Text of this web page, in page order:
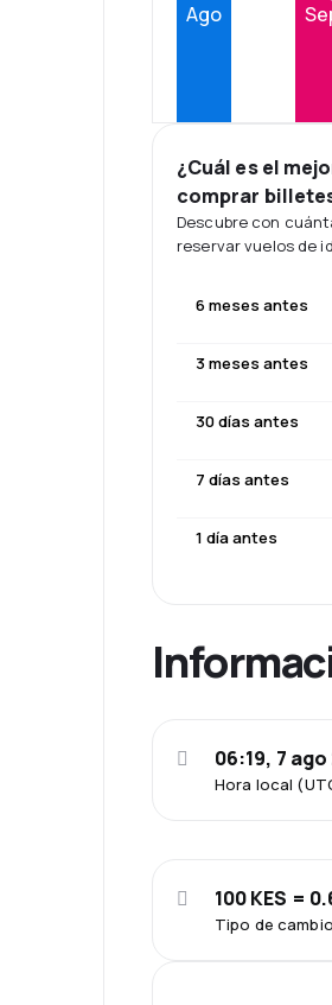
Ago
¿Cuál es el
comprar
Descubre con
reservar vuelos de
6 meses antes
3 meses antes
30 días antes
7 días antes
1 día antes
Hora local
06:19, 7
Tipo de cambio
100 KES =